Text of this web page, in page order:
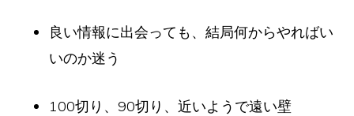
良い情報に出会っても、結局何からやればい
いのか迷う
100切り、90切り、近いようで遠い壁